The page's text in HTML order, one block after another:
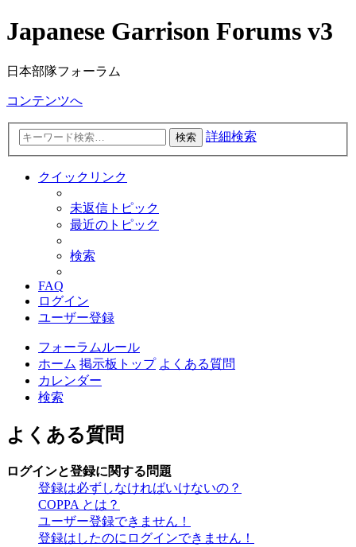
Japanese Garrison Forums v3
日本部隊フォーラム
コンテンツへ
検索 詳細検索
クイックリンク
未返信トピック
最近のトピック
検索
FAQ
ログイン
ユーザー登録
フォーラムルール
ホーム 掲示板トップ よくある質問
カレンダー
検索
よくある質問
ログインと登録に関する問題
登録は必ずしなければいけないの？
COPPA とは？
ユーザー登録できません！
登録はしたのにログインできません！